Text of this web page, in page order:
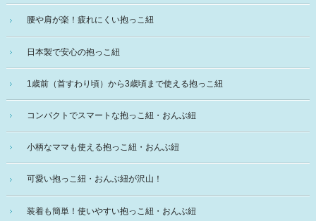
腰や肩が楽！疲れにくい抱っこ紐
日本製で安心の抱っこ紐
1歳前（首すわり頃）から3歳頃まで使える抱っこ紐
コンパクトでスマートな抱っこ紐・おんぶ紐
小柄なママも使える抱っこ紐・おんぶ紐
可愛い抱っこ紐・おんぶ紐が沢山！
装着も簡単！使いやすい抱っこ紐・おんぶ紐